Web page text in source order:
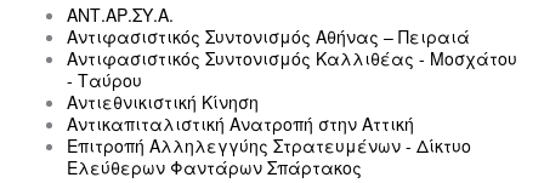
ΑΝΤ.ΑΡ.ΣΥ.Α.
Αντιφασιστικός Συντονισμός Αθήνας – Πειραιά
Αντιφασιστικός Συντονισμός Καλλιθέας - Μοσχάτου
- Ταύρου
Αντιεθνικιστική Κίνηση
Αντικαπιταλιστική Ανατροπή στην Αττική
Επιτροπή Αλληλεγγύης Στρατευμένων - Δίκτυο
Ελεύθερων Φαντάρων Σπάρτακος